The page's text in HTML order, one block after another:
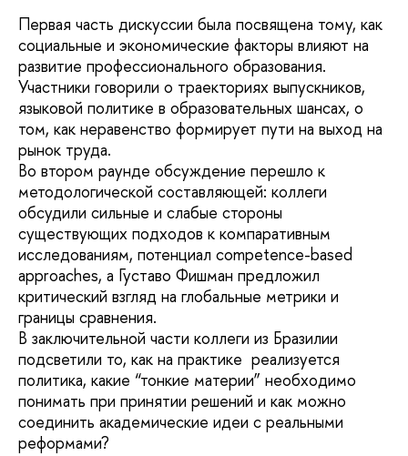
Первая часть дискуссии была посвящена тому, как
социальные и экономические факторы влияют на
развитие профессионального образования.
Участники говорили о траекториях выпускников,
языковой политике в образовательных шансах, о
том, как неравенство формирует пути на выход на
рынок труда.
Во втором раунде обсуждение перешло к
методологической составляющей: коллеги
обсудили сильные и слабые стороны
существующих подходов к компаративным
исследованиям, потенциал competence-based
approaches, а Густаво Фишман предложил
критический взгляд на глобальные метрики и
границы сравнения.
В заключительной части коллеги из Бразилии
подсветили то, как на практике реализуется
политика, какие “тонкие материи” необходимо
понимать при принятии решений и как можно
соединить академические идеи с реальными
реформами?